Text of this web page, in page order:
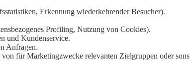
Erkennung wiederkehrender Besucher).
Profiling, Nutzung von Cookies).
und Kundenservice.
Anfragen.
für Marketingzwecke relevanten Zielgruppen oder